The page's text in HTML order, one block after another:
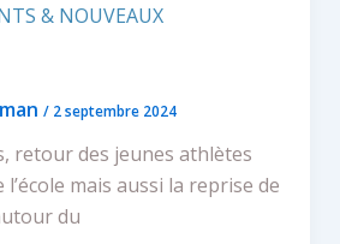
& NOUVEAUX
/ 2 septembre 2024
retour des jeunes athlètes
mais aussi la reprise de
du